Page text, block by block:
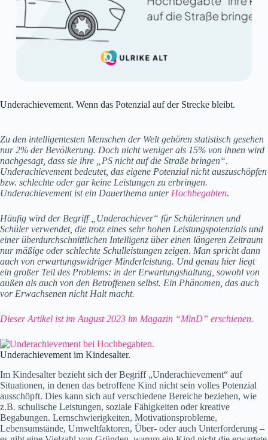
Underachievement. Wenn das Potenzial auf der Strecke bleibt.
Zu den intelligentesten Menschen der Welt gehören statistisch gesehen
nur 2% der Bevölkerung. Doch nicht weniger als 15% von ihnen wird
nachgesagt, dass sie ihre „PS nicht auf die Straße bringen“.
Underachievement bedeutet, das eigene Potenzial nicht auszuschöpfen
bzw. schlechte oder gar keine Leistungen zu erbringen.
Underachievement ist ein Dauerthema unter Hochbegabten.
Häufig wird der Begriff „Underachiever“ für Schülerinnen und
Schüler verwendet, die trotz eines sehr hohen Leistungspotenzials und
einer überdurchschnittlichen Intelligenz über einen längeren Zeitraum
nur mäßige oder schlechte Schulleistungen zeigen. Man spricht dann
auch von erwartungswidriger Minderleistung. Und genau hier liegt
ein großer Teil des Problems: in der Erwartungshaltung, sowohl von
außen als auch von den Betroffenen selbst. Ein Phänomen, das auch
vor Erwachsenen nicht Halt macht.
Dieser Artikel ist im August 2023 im Magazin “MinD” erschienen.
Underachievement im Kindesalter.
Im Kindesalter bezieht sich der Begriff „Underachievement“ auf
Situationen, in denen das betroffene Kind nicht sein volles Potenzial
ausschöpft. Dies kann sich auf verschiedene Bereiche beziehen, wie
z.B. schulische Leistungen, soziale Fähigkeiten oder kreative
Begabungen. Lernschwierigkeiten, Motivationsprobleme,
Lebensumstände, Umweltfaktoren, Über- oder auch Unterforderung –